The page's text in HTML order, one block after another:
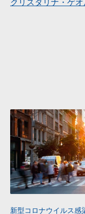
新型コロナウイルス感